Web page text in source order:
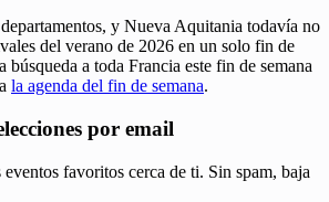
y Nueva Aquitania todavía no
del verano de 2026 en un solo fin de
búsqueda a toda Francia este fin de semana
la agenda del fin de semana.
por email
eventos favoritos cerca de ti. Sin spam, baja